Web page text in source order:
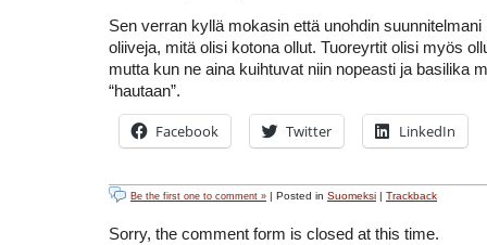
Sen verran kyllä mokasin että unohdin
oliiveja, mitä olisi kotona ollut. Tuoreyrtit olisi myös
mutta kun ne aina kuihtuvat niin nopeasti ja basilika
“hautaan”.
Facebook Twitter LinkedIn
Be the first one to comment » | Posted in Suomeksi | Trackback
Sorry, the comment form is closed at this time.